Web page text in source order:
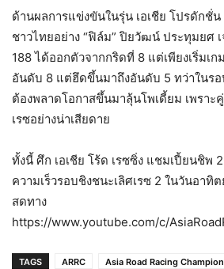
ด้านผลการแข่งขันในรุ่น เอเชีย โปรดักชั่
ชาวไทยอย่าง “ฟิล์ม” ปิยวัฒน์ ประทุมยศ
188 ได้ออกตัวจากกริดที่ 8 แต่เพียงเริ่มเก
อันดับ 8 แต่ฮึดขึ้นมาถึงอันดับ 5 ทว่าในร
ต้องพลาดโอกาสขึ้นมาลุ้นโพเดี้ยม เพราะ
เรซอย่างน่าเสียดาย
ทั้งนี้ ศึก เอเชีย โร้ด เรซซิ่ง แชมเปี้ยนชิพ
ความเร็วรอบชิงชนะเลิศเรซ 2 ในวันอา
สดทาง
https://www.youtube.com/c/
TAGS ARRC Asia Road Racing